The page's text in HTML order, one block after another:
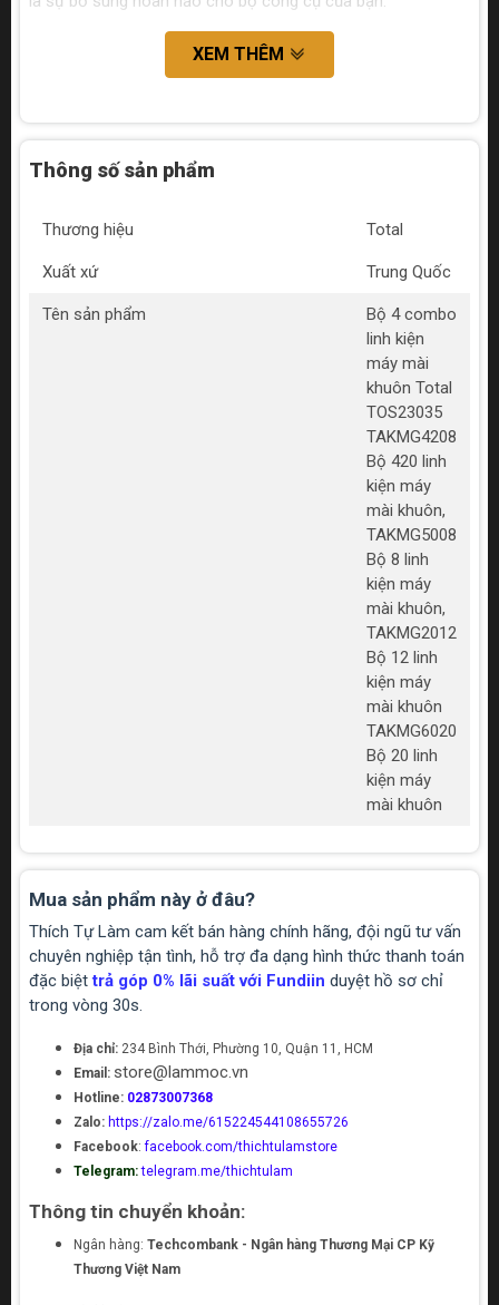
XEM THÊM
Thông số sản phẩm
Thương hiệu Total
Xuất xứ Trung Quốc
Tên sản phẩm
Bộ 4 combo
linh kiện
máy mài
khuôn Total
TOS23035
TAKMG4208
Bộ 420 linh
kiện máy
mài khuôn,
TAKMG5008
Bộ 8 linh
kiện máy
mài khuôn,
TAKMG2012
Bộ 12 linh
kiện máy
mài khuôn
TAKMG6020
Bộ 20 linh
kiện máy
mài khuôn
Mua sản phẩm này ở đâu?
Thích Tự Làm cam kết bán hàng chính hãng, đội ngũ tư vấn
chuyên nghiệp tận tình, hỗ trợ đa dạng hình thức thanh toán
đặc biệttrả góp 0% lãi suất với Fundiin duyệt hồ sơ chỉ
trong vòng 30s.
Địa chỉ: 234 Bình Thới, Phường 10, Quận 11, HCM
Email: store@lammoc.vn
Hotline: 02873007368
Zalo: https://zalo.me/615224544108655726
Facebook:facebook.com/thichtulamstore
Telegram: telegram.me/thichtulam
Thông tin chuyển khoản:
Ngân hàng: Techcombank - Ngân hàng Thương Mại CP Kỹ
Thương Việt Nam